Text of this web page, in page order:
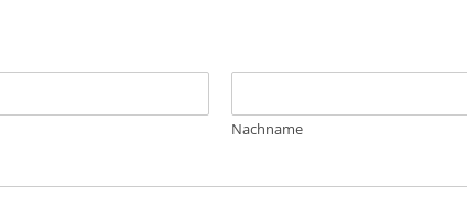
Nachname